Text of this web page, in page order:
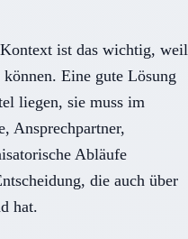
ist das wichtig, weil
Eine gute Lösung
liegen, sie muss im
Ansprechpartner,
Abläufe
die auch über
hat.